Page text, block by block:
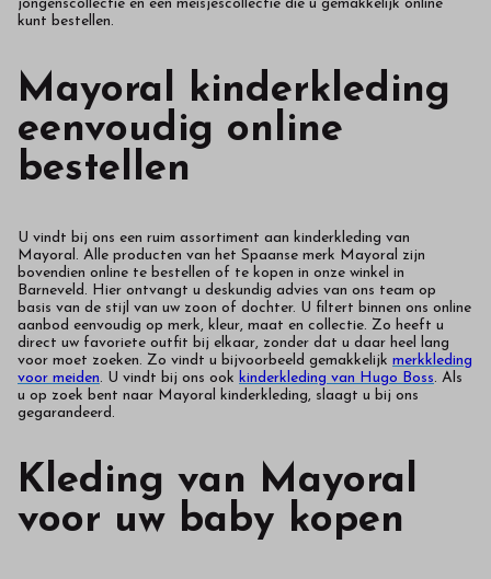
jongenscollectie en een meisjescollectie die u gemakkelijk online
kunt bestellen.
Mayoral kinderkleding
eenvoudig online
bestellen
U vindt bij ons een ruim assortiment aan kinderkleding van
Mayoral. Alle producten van het Spaanse merk Mayoral zijn
bovendien online te bestellen of te kopen in onze winkel in
Barneveld. Hier ontvangt u deskundig advies van ons team op
basis van de stijl van uw zoon of dochter. U filtert binnen ons online
aanbod eenvoudig op merk, kleur, maat en collectie. Zo heeft u
direct uw favoriete outfit bij elkaar, zonder dat u daar heel lang
voor moet zoeken. Zo vindt u bijvoorbeeld gemakkelijk merkkleding
voor meiden. U vindt bij ons ook kinderkleding van Hugo Boss. Als
u op zoek bent naar Mayoral kinderkleding, slaagt u bij ons
gegarandeerd.
Kleding van Mayoral
voor uw baby kopen